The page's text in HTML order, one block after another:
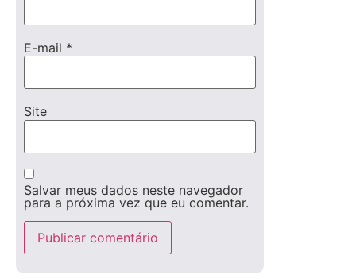
E-mail *
Site
Salvar meus dados neste navegador
para a próxima vez que eu comentar.